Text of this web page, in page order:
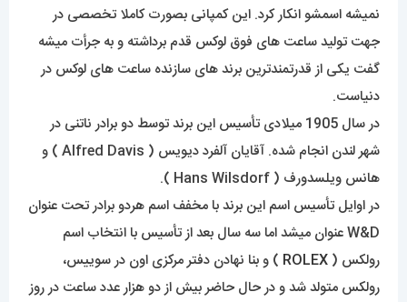
نمیشه اسمشو انکار کرد. این کمپانی بصورت کاملا تخصصی در
جهت تولید ساعت های فوق لوکس قدم برداشته و به جرأت میشه
گفت یکی از قدرتمندترین برند های سازنده ساعت های لوکس در
دنیاست.
در سال 1905 میلادی تأسیس این برند توسط دو برادر ناتنی در
شهر لندن انجام شده. آقایان آلفرد دیویس ( Alfred Davis ) و
هانس ویلسدورف ( Hans Wilsdorf ).
در اوایل تأسیس اسم این برند با مخفف اسم هردو برادر تحت عنوان
W&D عنوان میشد اما سه سال بعد از تأسیس با انتخاب اسم
رولکس ( ROLEX ) و بنا نهادن دفتر مرکزی اون در سوییس،
رولکس متولد شد و در حال حاضر بیش از دو هزار عدد ساعت در روز